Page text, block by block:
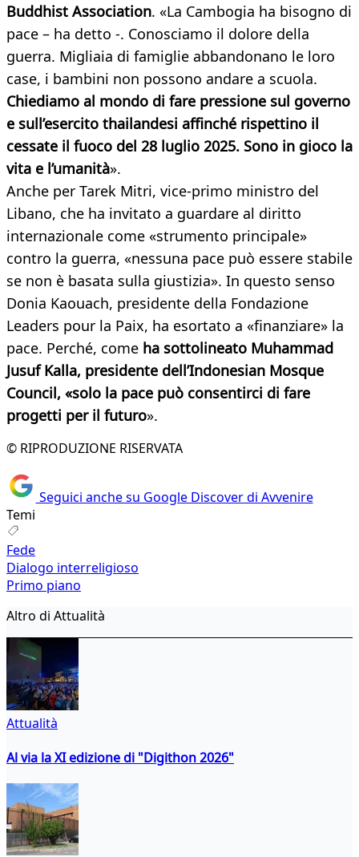
Buddhist Association. «La Cambogia ha bisogno di
pace – ha detto -. Conosciamo il dolore della
guerra. Migliaia di famiglie abbandonano le loro
case, i bambini non possono andare a scuola.
Chiediamo al mondo di fare pressione sul governo
e sull’esercito thailandesi affinché rispettino il
cessate il fuoco del 28 luglio 2025. Sono in gioco la
vita e l’umanità».
Anche per Tarek Mitri, vice-primo ministro del
Libano, che ha invitato a guardare al diritto
internazionale come «strumento principale»
contro la guerra, «nessuna pace può essere stabile
se non è basata sulla giustizia». In questo senso
Donia Kaouach, presidente della Fondazione
Leaders pour la Paix, ha esortato a «finanziare» la
pace. Perché, come ha sottolineato Muhammad
Jusuf Kalla, presidente dell’Indonesian Mosque
Council, «solo la pace può consentirci di fare
progetti per il futuro».
© RIPRODUZIONE RISERVATA
Seguici anche su Google Discover di Avvenire
Temi
Fede
Dialogo interreligioso
Primo piano
Altro di Attualità
Attualità
Al via la XI edizione di "Digithon 2026"